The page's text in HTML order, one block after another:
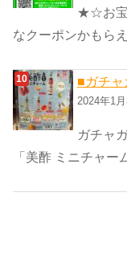
★☆お宝
なクーポンかもら
■ガチャ
2024年1
ガチャ
「美酢 ミニチャ